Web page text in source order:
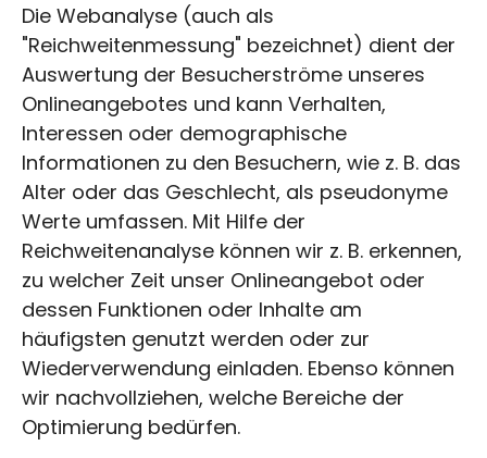
Die Webanalyse (auch als
"Reichweitenmessung" bezeichnet) dient der
Auswertung der Besucherströme unseres
Onlineangebotes und kann Verhalten,
Interessen oder demographische
Informationen zu den Besuchern, wie z. B. das
Alter oder das Geschlecht, als pseudonyme
Werte umfassen. Mit Hilfe der
Reichweitenanalyse können wir z. B. erkennen,
zu welcher Zeit unser Onlineangebot oder
dessen Funktionen oder Inhalte am
häufigsten genutzt werden oder zur
Wiederverwendung einladen. Ebenso können
wir nachvollziehen, welche Bereiche der
Optimierung bedürfen.